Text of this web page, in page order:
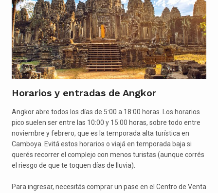
Horarios y entradas de Angkor
Angkor abre todos los días de 5:00 a 18:00 horas. Los horarios
pico suelen ser entre las 10:00 y 15:00 horas, sobre todo entre
noviembre y febrero, que es la temporada alta turística en
Camboya. Evitá estos horarios o viajá en temporada baja si
querés recorrer el complejo con menos turistas (aunque corrés
el riesgo de que te toquen días de lluvia).
Para ingresar, necesitás comprar un pase en el Centro de Venta